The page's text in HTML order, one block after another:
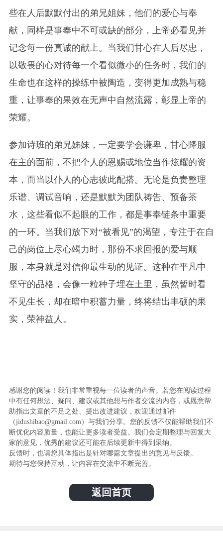
些在人后默默付出的弟兄姐妹，他们的爱心与奉
献，同样是事奉中不可或缺的部分，上帝必看见并
记念每一份真诚的献上。当我们甘心在人后尽忠，
以敬畏的心对待每一个看似微小的任务时，我们的
生命也在这样的操练中被陶造，变得更加成熟与稳
重，让事奉的果效在无声中自然流露，彰显上帝的
荣耀。
参加诗班的弟兄姊妹，一定要学会谦卑，甘心降服
在主的面前，不把个人的恩赐或地位当作炫耀的资
本，而当以仆人的心志彼此配搭。无论是负责整理
乐谱、调试音响，还是默默为团队祷告、预备茶
水，这些看似不起眼的工作，都是事奉链条中重要
的一环。当我们放下对“被看见”的渴望，专注于在自
己的岗位上尽心竭力时，那份不求回报的爱与顺
服，本身就是对信仰最生动的见证。这种在平凡中
坚守的品格，会像一粒种子埋在土里，虽然暂时看
不见生长，却在暗中积蓄力量，终将结出丰硕的果
实，荣神益人。
感谢您的阅读！我们非常重视每一位读者的声音。若您在阅读过程
中有任何想法、疑问、建议或其他想与作者交流的内容，或愿意帮
助指出文章的不足之处、提出改进建议，欢迎通过邮件
（jidushibao@gmail.com）与我们分享。您的反馈不仅能帮助我们不
断优化内容质量，也能让更多读者受益。我们会定期整理与回复大
家的意见，优秀的建议还可能在后续更新中得到采纳。
反馈时，也请您具体指出是针对哪篇文章提出的意见与反馈。
期待与您保持互动，让内容在交流中不断完善。
返回首页